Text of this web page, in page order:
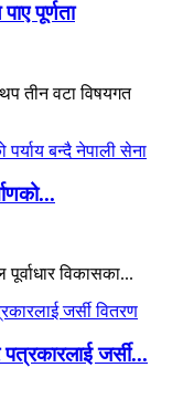
पूर्णता
तीन वटा विषयगत
विकासका...
जर्सी...